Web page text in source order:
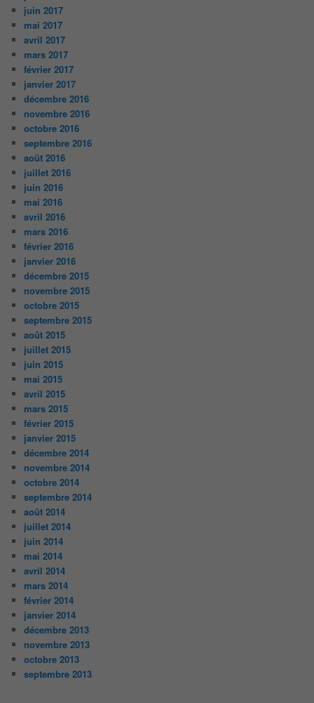
juin 2017
mai 2017
avril 2017
mars 2017
février 2017
janvier 2017
décembre 2016
novembre 2016
octobre 2016
septembre 2016
août 2016
juillet 2016
juin 2016
mai 2016
avril 2016
mars 2016
février 2016
janvier 2016
décembre 2015
novembre 2015
octobre 2015
septembre 2015
août 2015
juillet 2015
juin 2015
mai 2015
avril 2015
mars 2015
février 2015
janvier 2015
décembre 2014
novembre 2014
octobre 2014
septembre 2014
août 2014
juillet 2014
juin 2014
mai 2014
avril 2014
mars 2014
février 2014
janvier 2014
décembre 2013
novembre 2013
octobre 2013
septembre 2013